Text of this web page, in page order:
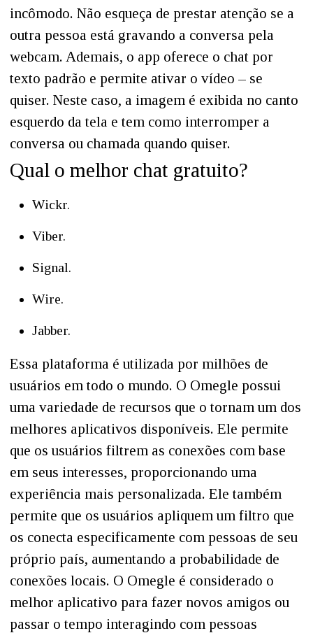
incômodo. Não esqueça de prestar atenção se a
outra pessoa está gravando a conversa pela
webcam. Ademais, o app oferece o chat por
texto padrão e permite ativar o vídeo – se
quiser. Neste caso, a imagem é exibida no canto
esquerdo da tela e tem como interromper a
conversa ou chamada quando quiser.
Qual o melhor chat gratuito?
Wickr.
Viber.
Signal.
Wire.
Jabber.
Essa plataforma é utilizada por milhões de
usuários em todo o mundo. O Omegle possui
uma variedade de recursos que o tornam um dos
melhores aplicativos disponíveis. Ele permite
que os usuários filtrem as conexões com base
em seus interesses, proporcionando uma
experiência mais personalizada. Ele também
permite que os usuários apliquem um filtro que
os conecta especificamente com pessoas de seu
próprio país, aumentando a probabilidade de
conexões locais. O Omegle é considerado o
melhor aplicativo para fazer novos amigos ou
passar o tempo interagindo com pessoas